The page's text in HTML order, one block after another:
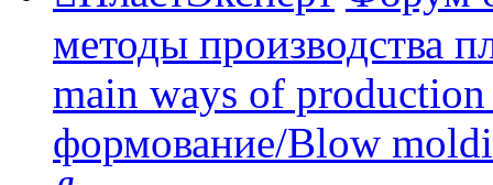
методы производства
main ways of
формование/Blow